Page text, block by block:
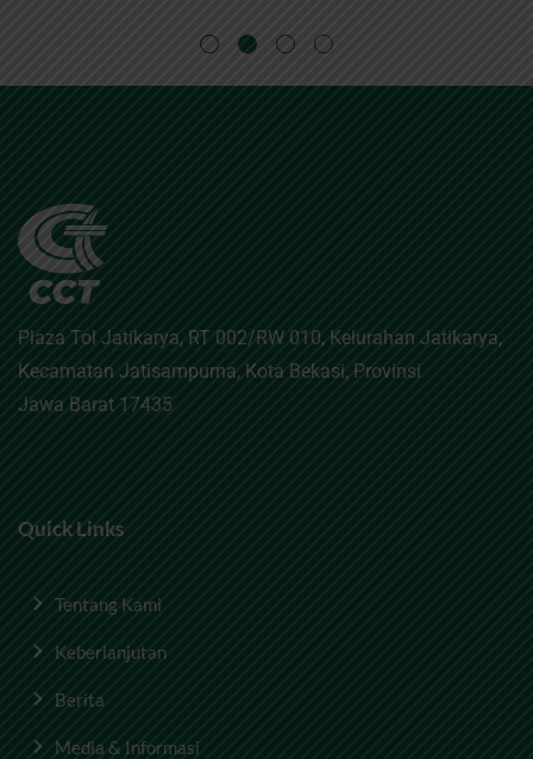
Plaza Tol Jatikarya, RT 002/RW 010, Kelurahan Jatikarya,
Kecamatan Jatisampurna, Kota Bekasi, Provinsi
Jawa Barat 17435
Quick Links
Tentang Kami
Keberlanjutan
Berita
Media & Informasi